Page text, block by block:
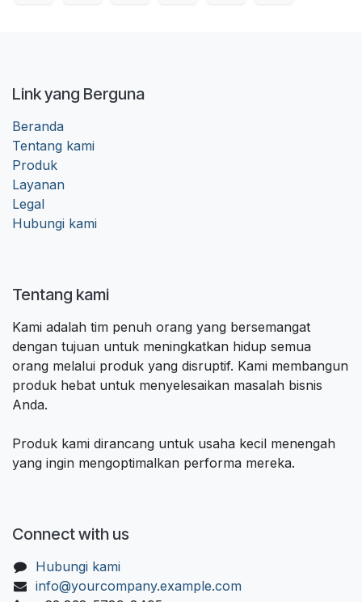
Link yang Berguna
Beranda
Tentang kami
Produk
Layanan
Legal
Hubungi kami
Tentang kami
Kami adalah tim penuh orang yang bersemangat
dengan tujuan untuk meningkatkan hidup semua
orang melalui produk yang disruptif. Kami membangun
produk hebat untuk menyelesaikan masalah bisnis
Anda.
Produk kami dirancang untuk usaha kecil menengah
yang ingin mengoptimalkan performa mereka.
Connect with us
Hubungi kami
info@yourcompany.example.com